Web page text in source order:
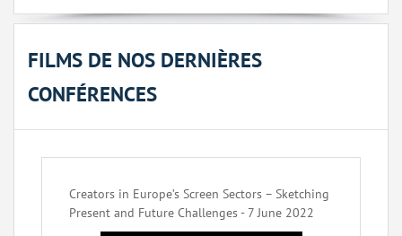
FILMS DE NOS DERNIÈRES
CONFÉRENCES
Creators in Europe’s Screen Sectors – Sketching
Present and Future Challenges - 7 June 2022